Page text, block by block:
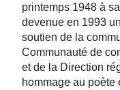
printemps 1948 à
devenue en 1993
soutien de la
Communauté de
et de la Direction
hommage au poète